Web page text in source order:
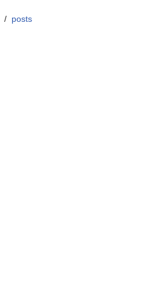
posts